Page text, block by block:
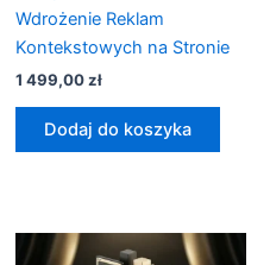
Wdrożenie Reklam
Kontekstowych na Stronie
1 499,00zł
Dodaj do koszyka